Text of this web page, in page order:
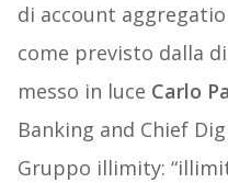
di account
come previsto dalla
messo in luce Carlo
Banking and Chief
Gruppo illimity: